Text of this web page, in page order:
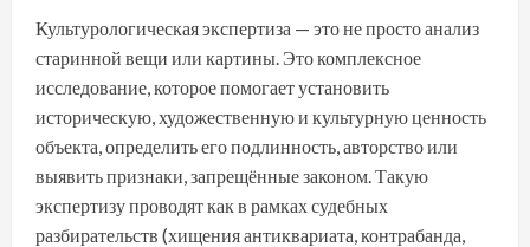
Культурологическая экспертиза — это не просто анализ
старинной вещи или картины. Это комплексное
исследование, которое помогает установить
историческую, художественную и культурную ценность
объекта, определить его подлинность, авторство или
выявить признаки, запрещённые законом. Такую
экспертизу проводят как в рамках судебных
разбирательств (хищения антиквариата, контрабанда,